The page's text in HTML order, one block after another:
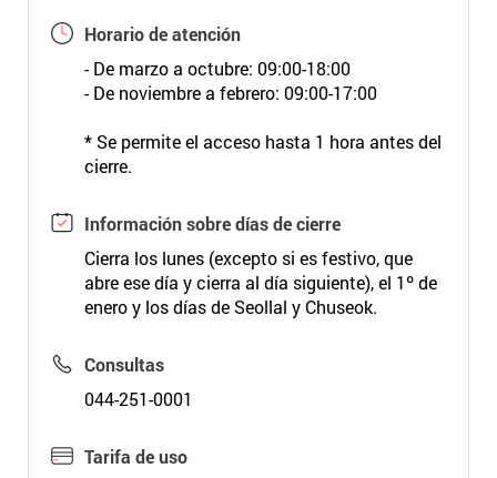
Horario de atención
- De marzo a octubre: 09:00-18:00
- De noviembre a febrero: 09:00-17:00
* Se permite el acceso hasta 1 hora antes del
cierre.
Información sobre días de cierre
Cierra los lunes (excepto si es festivo, que
abre ese día y cierra al día siguiente), el 1º de
enero y los días de Seollal y Chuseok.
Consultas
044-251-0001
Tarifa de uso